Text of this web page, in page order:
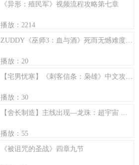
《异形：殖民军》视频流程攻略第七章
播放：2214
ZUDDY《巫师3：血与酒》死而无憾难度 初见流程解说 第3期
播放：20
【宅男忧寒】《刺客信条：枭雄》中文攻略 第二章
播放：30
【舍长制造】主线出现—龙珠：超宇宙 娱乐实况 06
播放：55
《被诅咒的圣战》四章九节